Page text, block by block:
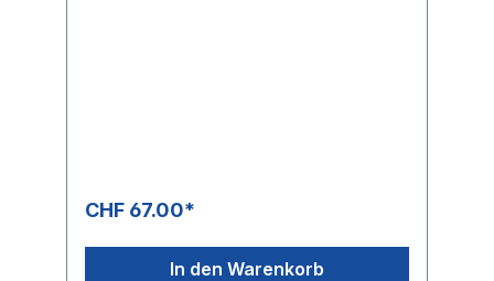
CHF 67.00*
In den Warenkorb